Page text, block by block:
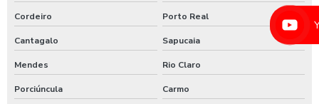
Lavadora automática de carros preço
Lavadora de caminhão
Cordeiro Porto Real
Cantagalo Sapucaia
Mendes Rio Claro
Porciúncula Carmo